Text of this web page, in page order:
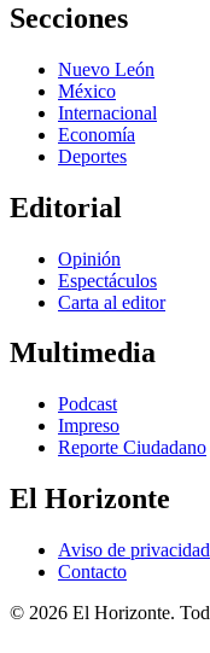
Secciones
Nuevo León
México
Internacional
Economía
Deportes
Editorial
Opinión
Espectáculos
Carta al editor
Multimedia
Podcast
Impreso
Reporte Ciudadano
El Horizonte
Aviso de privacidad
Contacto
© 2026 El Horizonte.